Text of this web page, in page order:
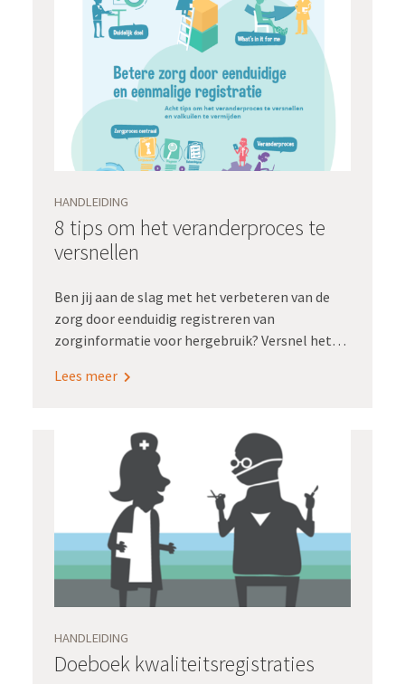
HANDLEIDING
8 tips om het veranderproces te
versnellen
Ben jij aan de slag met het verbeteren van de
zorg door eenduidig registreren van
zorginformatie voor hergebruik? Versnel het
implementatietips! Deze tips zijn gebaseerd op
elke tip vind je links naar tools, good practices,
Verdiepingssessies, animaties enzovoort. Ook
de plaatjes in dit document zijn vrij te gebruiken
in presentaties of andere toepassingen.
Lees meer
HANDLEIDING
Doeboek kwaliteitsregistraties